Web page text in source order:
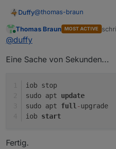
Duffy@thomas-braun
Danke dir, werde ich
Online
Thomas Braun MOST ACTIVE
@duffy
Eine Sache von Sekunden...
iob stop
sudo apt update
sudo apt full-upgrade
iob start
Fertig.